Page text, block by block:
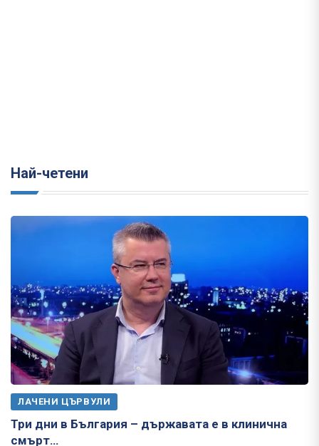
Най-четени
ЛАЧЕНИ ЦЪРВУЛИ
Три дни в България – държавата е в клинична
смърт…